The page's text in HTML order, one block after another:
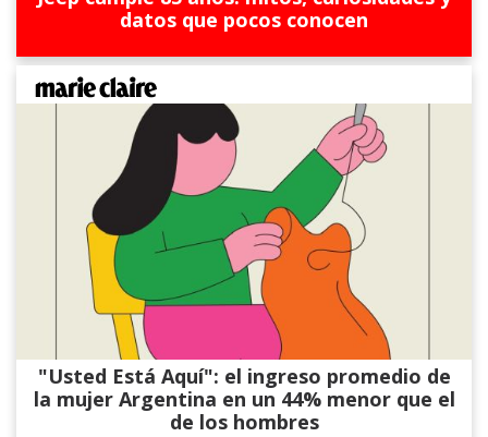
datos que pocos conocen
"Usted Está Aquí": el ingreso promedio de
la mujer Argentina en un 44% menor que el
de los hombres